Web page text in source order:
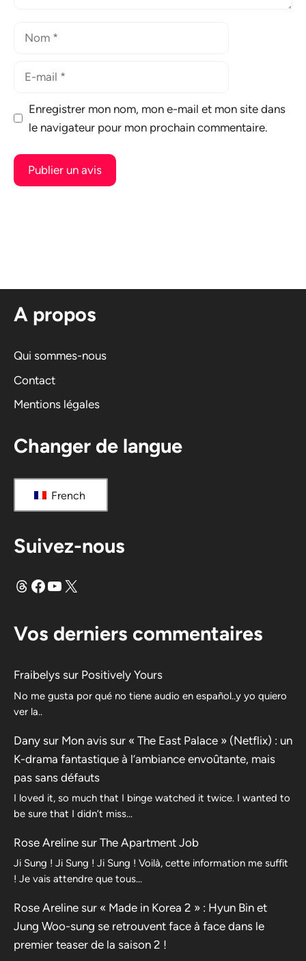
Enregistrer mon nom, mon e-mail et mon site dans
le navigateur pour mon prochain commentaire.
a
i
e
:
A propos
Qui sommes-nous
Contact
Mentions légales
Changer de langue
French
Suivez-nous
FilsFacebook
YouTube
X
Vos derniers commentaires
Fraibelys sur Positively Yours
No me gusta por qué no tiene audio en español..y yo quiero
ver la..
Dany sur Mon avis sur « The East Palace » (Netflix) : un
K-drama fantastique à l’ambiance envoûtante, mais
pas sans défauts
I loved it, so much that I binge watched it twice. I wanted to
be sure that I didn’t miss…
Rose Areline sur The Apartment Job
Ji Sung ! Ji Sung ! Ji Sung ! Voilà, cette information me suffit
! Je vais attendre que tous…
Rose Areline sur « Made in Korea 2 » : Hyun Bin et
Jung Woo-sung se retrouvent face à face dans le
premier teaser de la saison 2 !